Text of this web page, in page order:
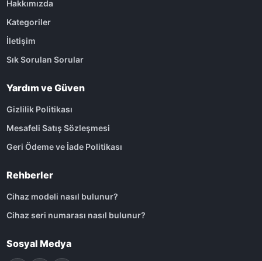
Hakkımızda
Kategoriler
İletişim
Sık Sorulan Sorular
Yardım ve Güven
Gizlilik Politikası
Mesafeli Satış Sözleşmesi
Geri Ödeme ve İade Politikası
Rehberler
Cihaz modeli nasıl bulunur?
Cihaz seri numarası nasıl bulunur?
Sosyal Medya